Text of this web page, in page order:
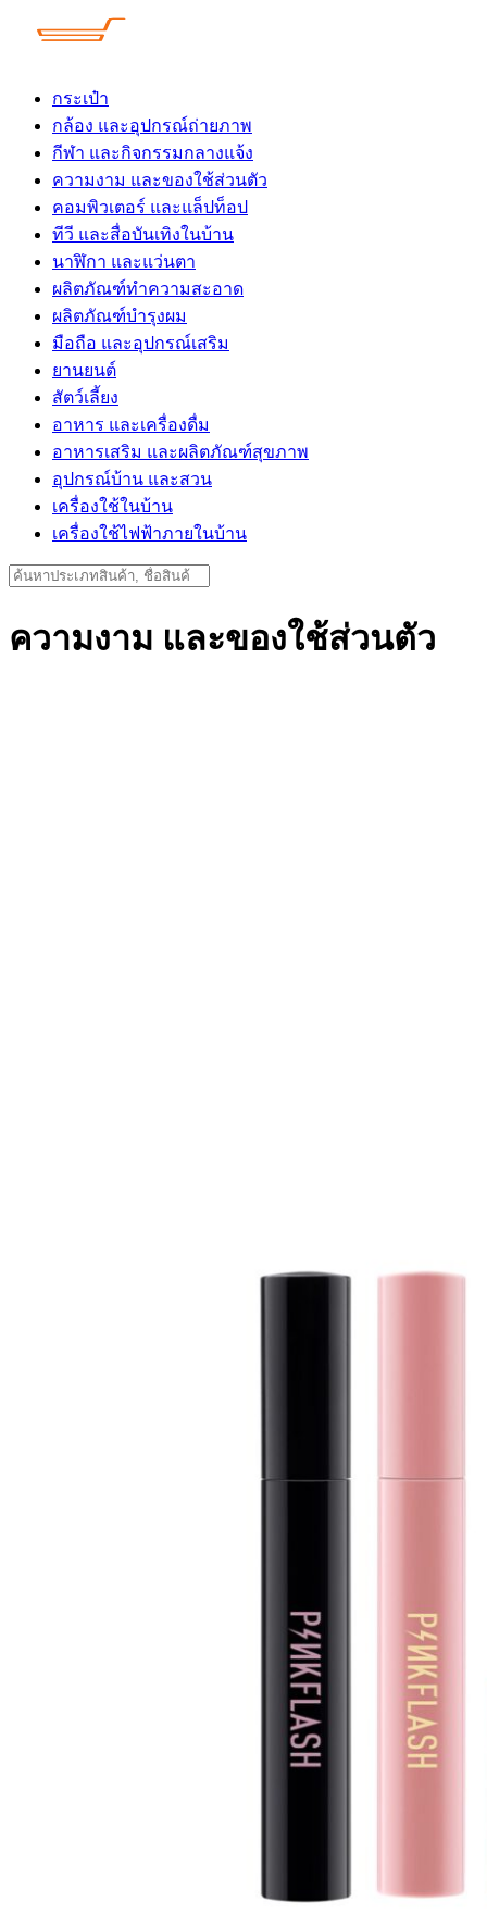
กระเป๋า
กล้อง และอุปกรณ์ถ่ายภาพ
กีฬา และกิจกรรมกลางแจ้ง
ความงาม และของใช้ส่วนตัว
คอมพิวเตอร์ และแล็ปท็อป
ทีวี และสื่อบันเทิงในบ้าน
นาฬิกา และแว่นตา
ผลิตภัณฑ์ทำความสะอาด
ผลิตภัณฑ์บำรุงผม
มือถือ และอุปกรณ์เสริม
ยานยนต์
สัตว์เลี้ยง
อาหาร และเครื่องดื่ม
อาหารเสริม และผลิตภัณฑ์สุขภาพ
อุปกรณ์บ้าน และสวน
เครื่องใช้ในบ้าน
เครื่องใช้ไฟฟ้าภายในบ้าน
Search
for:
ความงาม และของใช้ส่วนตัว